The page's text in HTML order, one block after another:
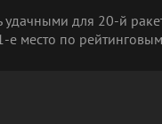
для 20-й
е место по